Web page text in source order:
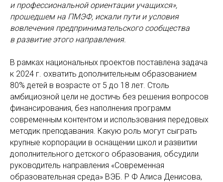
и профессиональной ориентации учащихся»,
прошедшем на ПМЭФ, искали пути и условия
вовлечения предпринимательского сообщества
в развитие этого направления.
В рамках национальных проектов поставлена задача
к 2024 г. охватить дополнительным образованием
80% детей в возрасте от 5 до 18 лет. Столь
амбициозной цели не достичь без решения вопросов
финансирования, без наполнения программ
современным контентом и использования передовых
методик преподавания. Какую роль могут сыграть
крупные корпорации в оснащении школ и развитии
дополнительного детского образования, обсудили
руководитель направления «Современная
образовательная среда» ВЭБ. Р Ф Алиса Денисова,